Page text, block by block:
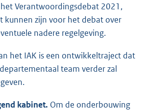
Verantwoordingsdebat 2021,
kunnen zijn voor het debat over
nadere regelgeving.
het IAK is een ontwikkeltraject dat
team verder zal
kabinet. Om de onderbouwing